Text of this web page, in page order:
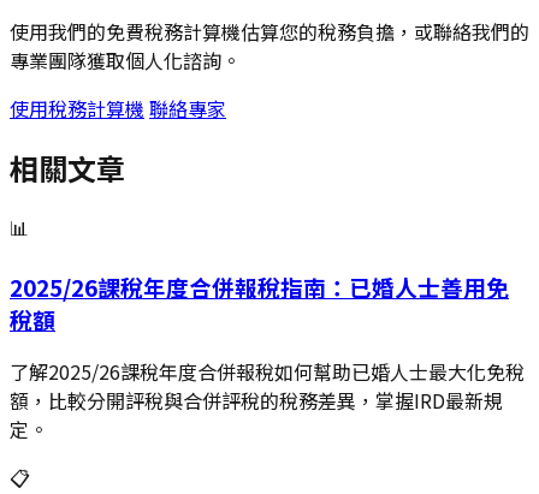
使用我們的免費稅務計算機估算您的稅務負擔，或聯絡我們的
專業團隊獲取個人化諮詢。
使用稅務計算機 聯絡專家
相關文章
📊
2025/26課稅年度合併報稅指南：已婚人士善用免
稅額
了解2025/26課稅年度合併報稅如何幫助已婚人士最大化免稅
額，比較分開評稅與合併評稅的稅務差異，掌握IRD最新規
定。
📋